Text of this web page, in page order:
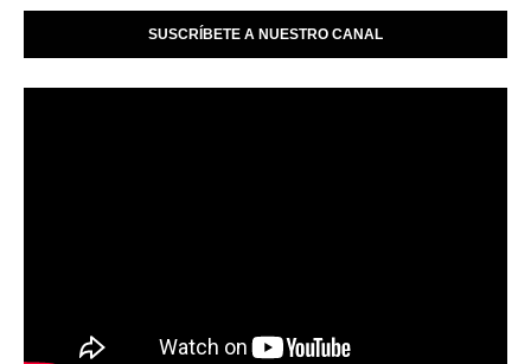
SUSCRÍBETE A NUESTRO CANAL